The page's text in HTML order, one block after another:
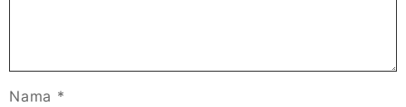
Nama *